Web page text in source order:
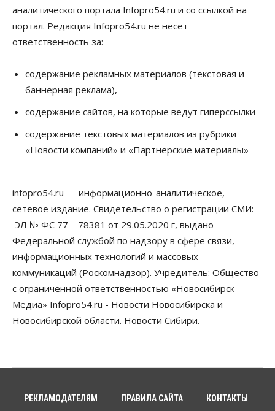
Россия построит в Киргизии новый кампус КРСУ:
30 гектаров, 15 тысяч студентов и 30 миллиардов
рублей
06 Августа 2026, 18:40
Общество
Новосибирским студентам помогают
адаптироваться к учебе через культуру
06 Августа 2026, 18:00
Бизнес Власть Недвижимость
Застройщики продавливают компромиссы по
площади участков для КРТ в Новосибирске
Бизнес Недвижимость Общество
Около Заельцовского бора Новосибирска
началось строительство термального комплекса
06 Августа 2026, 17:00
Общество Право&Порядок
Подозреваемых в похищении человека
задержали в Новосибирске
06 Августа 2026, 16:15
Пенсионеры старше 80 лет в Новосибирской
трлн рублей
аналитического портала Infopro54.ru и со ссылкой на
портал. Редакция Infopro54.ru не несет
ответственность за:
содержание рекламных материалов (текстовая и
баннерная реклама),
содержание сайтов, на которые ведут гиперссылки
содержание текстовых материалов из рубрики
«Новости компаний» и «Партнерские материалы»
infopro54.ru — информационно-аналитическое,
сетевое издание. Свидетельство о регистрации СМИ:
ЭЛ № ФС 77 – 78381 от 29.05.2020 г, выдано
Федеральной службой по надзору в сфере связи,
информационных технологий и массовых
коммуникаций (Роскомнадзор). Учредитель: Общество
с ограниченной ответственностью «Новосибирск
Медиа» Infopro54.ru - Новости Новосибирска и
Новосибирской области. Новости Сибири.
РЕКЛАМОДАТЕЛЯМ ПРАВИЛА САЙТА КОНТАКТЫ